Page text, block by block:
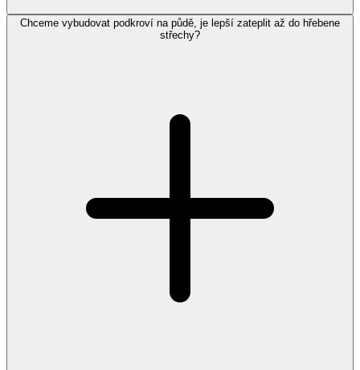
Chceme vybudovat podkroví na půdě, je lepší zateplit až do hřebene
střechy?